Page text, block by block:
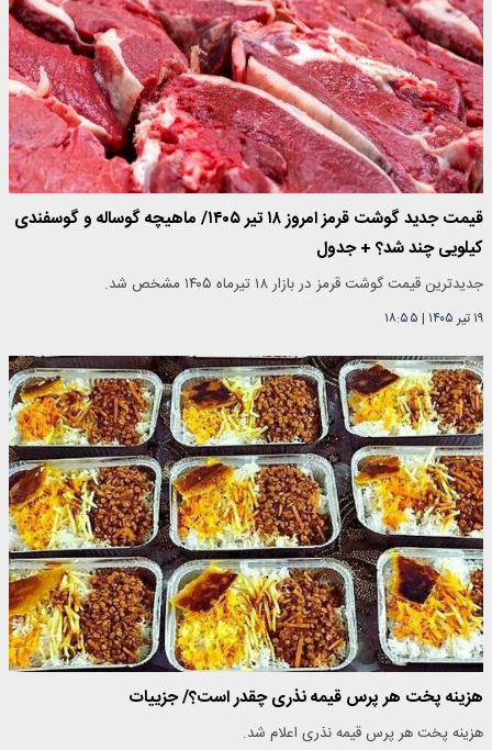
قیمت جدید گوشت قرمز امروز ۱۸ تیر ۱۴۰۵/ ماهیچه گوساله و گوسفندی
کیلویی چند شد؟ + جدول
جدیدترین قیمت گوشت قرمز در بازار ۱۸ تیرماه ۱۴۰۵ مشخص شد.
۱۹ تیر ۱۴۰۵ | ۱۸:۵۵
هزینه پخت هر پرس قیمه نذری چقدر است؟/ جزییات
هزینه پخت هر پرس قیمه نذری اعلام شد.